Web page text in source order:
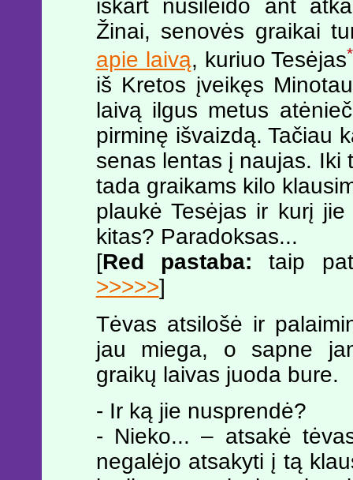
iškart nusileido ant
Žinai, senovės graikai
apie laivą, kuriuo Tesėjas
iš Kretos įveikęs
laivą ilgus metus
pirminę išvaizdą. Tačiau
senas lentas į naujas. Iki
tada graikams kilo
plaukė Tesėjas ir kurį
kitas? Paradoksas...
[Red pastaba: taip
>>>>>]
Tėvas atsilošė ir
jau miega, o sapne
graikų laivas juoda bure.
- Ir ką jie nusprendė?
- Nieko... – atsakė
negalėjo atsakyti į tą